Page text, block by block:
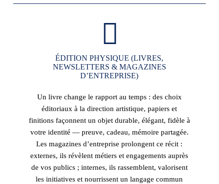
ÉDITION PHYSIQUE (LIVRES,
NEWSLETTERS & MAGAZINES
D’ENTREPRISE)
Un livre change le rapport au temps : des choix
éditoriaux à la direction artistique, papiers et
finitions façonnent un objet durable, élégant, fidèle à
votre identité — preuve, cadeau, mémoire partagée.
Les magazines d’entreprise prolongent ce récit :
externes, ils révèlent métiers et engagements auprès
de vos publics ; internes, ils rassemblent, valorisent
les initiatives et nourrissent un langage commun